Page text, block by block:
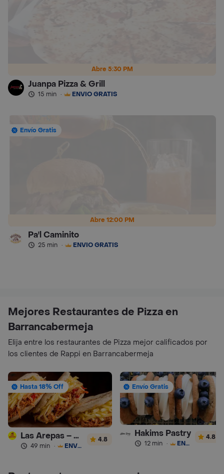
Abre 5:30 PM
Juanpa Pizza & Grill
15 min · ENVÍO GRATIS
Abre 12:00 PM
Envío Gratis
Pa'l Caminito
25 min · ENVÍO GRATIS
Mejores Restaurantes de Pizza en
Barrancabermeja
Elija entre los restaurantes de Pizza mejor calificados por
los clientes de Rappi en Barrancabermeja
Hasta 18% Off
Las Arepas – Arepas Rellenas
49 min · ENVÍO GRATIS
4.8
Envío Gratis
Hakims Pastry
12 min · ENVÍO GRATIS
4.8